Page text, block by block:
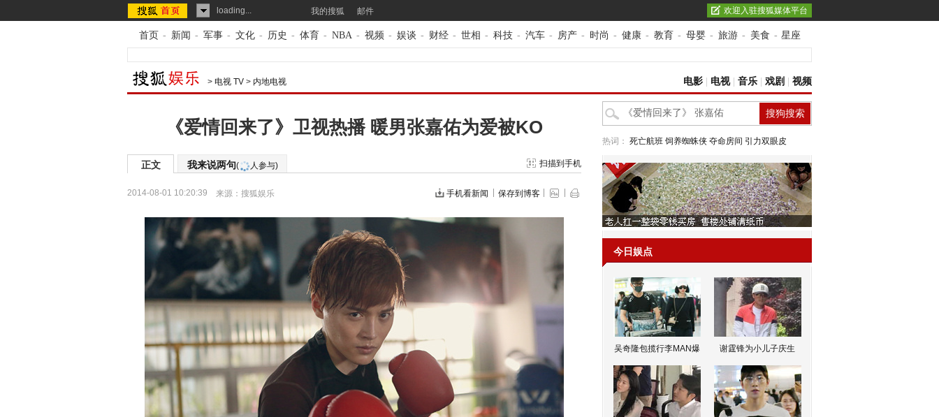
loading... 我的搜狐 邮件 欢迎入驻搜狐媒体平台
首页 - 新闻 - 军事 - 文化 - 历史 - 体育 - NBA - 视频 - 娱谈 - 财经 - 世相 - 科技 - 汽车 - 房产 - 时尚 - 健康 - 教育 - 母婴 - 旅游 - 美食 - 星座
> 电视 TV > 内地电视 电影 电视| 音乐 戏剧 视频
《爱情回来了》卫视热播 暖男张嘉佑为爱被KO
正文 我来说两句( 人参与) 扫描到手机
2014-08-01 10:20:39 来源： 搜狐娱乐 手机看新闻 保存到博客
热词： 死亡航班 饲养蜘蛛侠 夺命房间 引力双眼皮
今日娱点
吴奇隆包揽行李MAN爆 谢霆锋为小儿子庆生